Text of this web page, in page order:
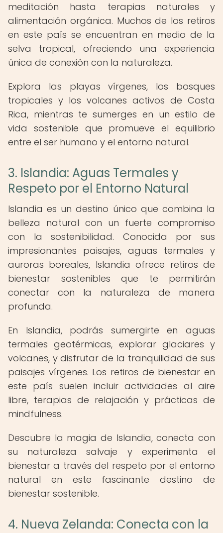
meditación hasta terapias naturales y
alimentación orgánica. Muchos de los retiros
en este país se encuentran en medio de la
selva tropical, ofreciendo una experiencia
única de conexión con la naturaleza.
Explora las playas vírgenes, los bosques
tropicales y los volcanes activos de Costa
Rica, mientras te sumerges en un estilo de
vida sostenible que promueve el equilibrio
entre el ser humano y el entorno natural.
3. Islandia: Aguas Termales y
Respeto por el Entorno Natural
Islandia es un destino único que combina la
belleza natural con un fuerte compromiso
con la sostenibilidad. Conocida por sus
impresionantes paisajes, aguas termales y
auroras boreales, Islandia ofrece retiros de
bienestar sostenibles que te permitirán
conectar con la naturaleza de manera
profunda.
En Islandia, podrás sumergirte en aguas
termales geotérmicas, explorar glaciares y
volcanes, y disfrutar de la tranquilidad de sus
paisajes vírgenes. Los retiros de bienestar en
este país suelen incluir actividades al aire
libre, terapias de relajación y prácticas de
mindfulness.
Descubre la magia de Islandia, conecta con
su naturaleza salvaje y experimenta el
bienestar a través del respeto por el entorno
natural en este fascinante destino de
bienestar sostenible.
4. Nueva Zelanda: Conecta con la